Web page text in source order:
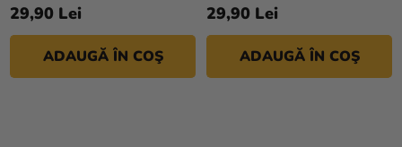
29,90 Lei
ADAUGĂ ÎN COŞ
29,90 Lei
ADAUGĂ ÎN COŞ